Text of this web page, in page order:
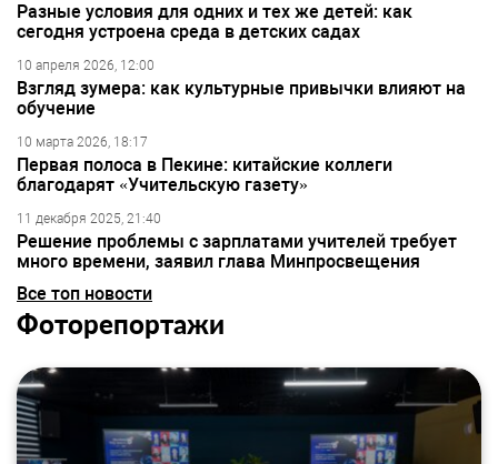
Разные условия для одних и тех же детей: как
сегодня устроена среда в детских садах
10 апреля 2026, 12:00
Взгляд зумера: как культурные привычки влияют на
обучение
10 марта 2026, 18:17
Первая полоса в Пекине: китайские коллеги
благодарят «Учительскую газету»
11 декабря 2025, 21:40
Решение проблемы с зарплатами учителей требует
много времени, заявил глава Минпросвещения
Все топ новости
Фоторепортажи